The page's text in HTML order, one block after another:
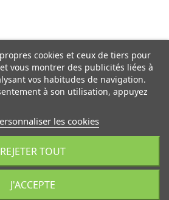
cookies et ceux de tiers pour
vous montrer des publicités liées à
vos habitudes de navigation.
à son utilisation, appuyez
les cookies
REJETER TOUT
J'ACCEPTE